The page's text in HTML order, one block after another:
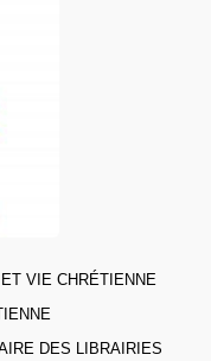
VIE CHRÉTIENNE
DES LIBRAIRIES